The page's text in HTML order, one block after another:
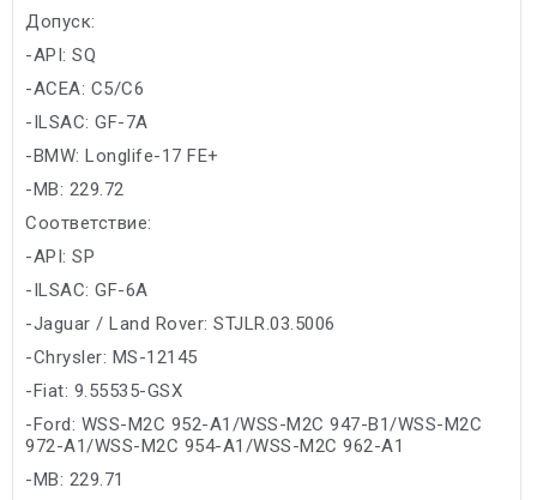
Допуск:
-API: SQ
-ACEA: C5/C6
-ILSAC: GF-7A
-BMW: Longlife-17 FE+
-MB: 229.72
Соответствие:
-API: SP
-ILSAC: GF-6A
-Jaguar / Land Rover: STJLR.03.5006
-Chrysler: MS-12145
-Fiat: 9.55535-GSX
-Ford: WSS-M2C 952-A1/WSS-M2C 947-B1/WSS-M2C
972-A1/WSS-M2C 954-A1/WSS-M2C 962-A1
-MB: 229.71